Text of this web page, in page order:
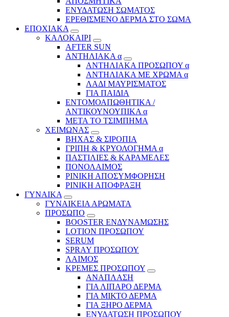
ΕΝΥΔΑΤΩΣΗ ΣΩΜΑΤΟΣ
ΕΡΕΘΙΣΜΕΝΟ ΔΕΡΜΑ ΣΤΟ ΣΩΜΑ
ΕΠΟΧΙΑΚΑ
ΚΑΛΟΚΑΙΡΙ
AFTER SUN
ΑΝΤΗΛΙΑΚΑ α
ΑΝΤΗΛΙΑΚΑ ΠΡΟΣΩΠΟΥ α
ΑΝΤΗΛΙΑΚΑ ΜΕ ΧΡΩΜΑ α
ΛΑΔΙ ΜΑΥΡΙΣΜΑΤΟΣ
ΓΙΑ ΠΑΙΔΙΑ
ΕΝΤΟΜΟΑΠΩΘΗΤΙΚΑ /
ΑΝΤΙΚΟΥΝΟΥΠΙΚΑ α
ΜΕΤΑ ΤΟ ΤΣΙΜΠΗΜΑ
ΧΕΙΜΩΝΑΣ
ΒΗΧΑΣ & ΣΙΡΟΠΙΑ
ΓΡΙΠΗ & ΚΡΥΟΛΟΓΗΜΑ α
ΠΑΣΤΙΛΙΕΣ & ΚΑΡΑΜΕΛΕΣ
ΠΟΝΟΛΑΙΜΟΣ
ΡΙΝΙΚΗ ΑΠΟΣΥΜΦΟΡΗΣΗ
ΡΙΝΙΚΗ ΑΠΟΦΡΑΞΗ
ΓΥΝΑΙΚΑ
ΓΥΝΑΙΚΕΙΑ ΑΡΩΜΑΤΑ
ΠΡΟΣΩΠΟ
BOOSTER ΕΝΔΥΝΑΜΩΣΗΣ
LOTION ΠΡΟΣΩΠΟΥ
SERUM
SPRAY ΠΡΟΣΩΠΟΥ
ΛΑΙΜΟΣ
ΚΡΕΜΕΣ ΠΡΟΣΩΠΟΥ
ΑΝΑΠΛΑΣΗ
ΓΙΑ ΛΙΠΑΡΟ ΔΕΡΜΑ
ΓΙΑ ΜΙΚΤΟ ΔΕΡΜΑ
ΓΙΑ ΞΗΡΟ ΔΕΡΜΑ
ΕΝΥΔΑΤΩΣΗ ΠΡΟΣΩΠΟΥ